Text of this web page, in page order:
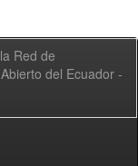
Red de
del Ecuador -